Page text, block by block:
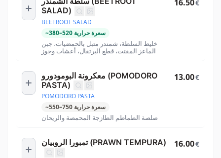
SALAD)
BEETROOT SALAD
~380–520 سعرة حرارية
خليط السلطة، شمندر متبل بالحمضيات، جبن
الماعز المفتت، قطع البرتقال، أعشاب وجوز
16.50€
معكرونة البومودورو (POMODORO
PASTA)
POMODORO PASTA
~550–750 سعرة حرارية
صلصة الطماطم الطازجة المحمصة والريحان
13.00€
تمبورا الروبيان (PRAWN TEMPURA) 16.00€